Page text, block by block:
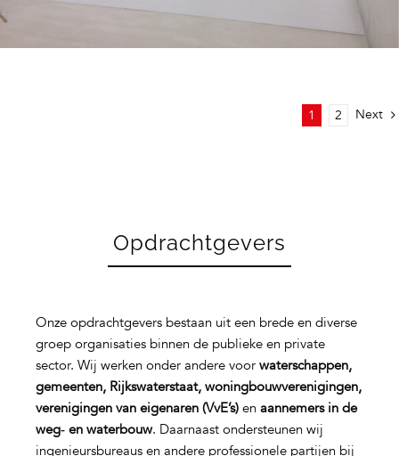
1 2 Next
Opdrachtgevers
Onze opdrachtgevers bestaan uit een brede en diverse
groep organisaties binnen de publieke en private
sector. Wij werken onder andere voor waterschappen,
gemeenten, Rijkswaterstaat, woningbouwverenigingen,
verenigingen van eigenaren (VvE’s)en aannemers in de
weg‑ en waterbouw. Daarnaast ondersteunen wij
ingenieursbureaus en andere professionele partijen bij